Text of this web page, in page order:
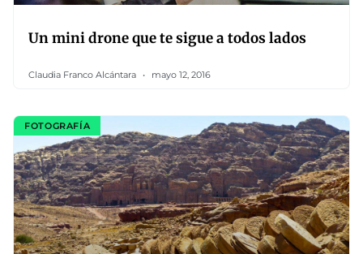
Un mini drone que te sigue a todos lados
Claudia Franco Alcántara mayo 12, 2016
FOTOGRAFÍA